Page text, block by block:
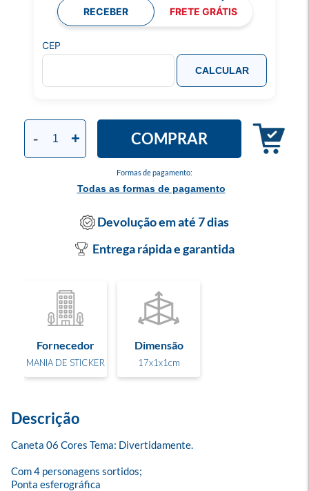
Formas de pagamento:
Todas as formas de pagamento
- + COMPRAR
RECEBER FRETE GRÁTIS
CEP
CALCULAR
Devolução em até 7 dias
Entrega rápida e garantida
Fornecedor
MANIA DE STICKER
Dimensão
17x1x1cm
Descrição
Caneta 06 Cores Tema: Divertidamente.
Com 4 personagens sortidos;
Ponta esferográfica